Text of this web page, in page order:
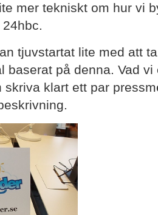
mer tekniskt om hur vi
tjuvstartat lite med att
baserat på denna. Vad
skriva klart ett par